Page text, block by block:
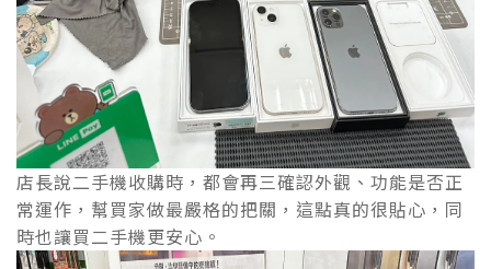
店長說二手機收購時，都會再三確認外觀、功能是否正
常運作，幫買家做最嚴格的把關，這點真的很貼心，同
時也讓買二手機更安心。